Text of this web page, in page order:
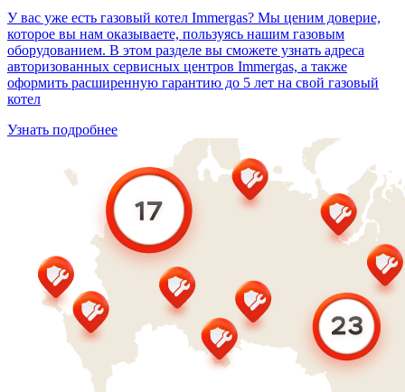
У вас уже есть газовый котел Immergas? Мы ценим доверие,
которое вы нам оказываете, пользуясь нашим газовым
оборудованием. В этом разделе вы сможете узнать адреса
авторизованных сервисных центров Immergas, а также
оформить расширенную гарантию до 5 лет на свой газовый
котел
Узнать подробнее